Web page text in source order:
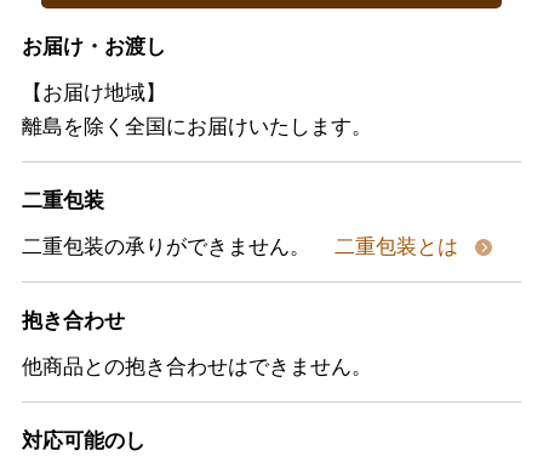
お届け・お渡し
【お届け地域】
離島を除く全国にお届けいたします。
二重包装
二重包装の承りができません。
二重包装とは
抱き合わせ
他商品との抱き合わせはできません。
対応可能のし